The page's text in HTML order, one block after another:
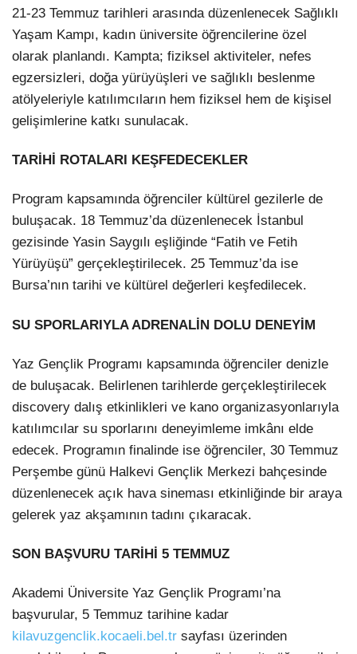
21-23 Temmuz tarihleri arasında düzenlenecek Sağlıklı
Yaşam Kampı, kadın üniversite öğrencilerine özel
olarak planlandı. Kampta; fiziksel aktiviteler, nefes
egzersizleri, doğa yürüyüşleri ve sağlıklı beslenme
atölyeleriyle katılımcıların hem fiziksel hem de kişisel
gelişimlerine katkı sunulacak.
TARİHİ ROTALARI KEŞFEDECEKLER
Program kapsamında öğrenciler kültürel gezilerle de
buluşacak. 18 Temmuz’da düzenlenecek İstanbul
gezisinde Yasin Saygılı eşliğinde “Fatih ve Fetih
Yürüyüşü” gerçekleştirilecek. 25 Temmuz’da ise
Bursa’nın tarihi ve kültürel değerleri keşfedilecek.
SU SPORLARIYLA ADRENALİN DOLU DENEYİM
Yaz Gençlik Programı kapsamında öğrenciler denizle
de buluşacak. Belirlenen tarihlerde gerçekleştirilecek
discovery dalış etkinlikleri ve kano organizasyonlarıyla
katılımcılar su sporlarını deneyimleme imkânı elde
edecek. Programın finalinde ise öğrenciler, 30 Temmuz
Perşembe günü Halkevi Gençlik Merkezi bahçesinde
düzenlenecek açık hava sineması etkinliğinde bir araya
gelerek yaz akşamının tadını çıkaracak.
SON BAŞVURU TARİHİ 5 TEMMUZ
Akademi Üniversite Yaz Gençlik Programı’na
başvurular, 5 Temmuz tarihine kadar
kilavuzgenclik.kocaeli.bel.tr sayfası üzerinden